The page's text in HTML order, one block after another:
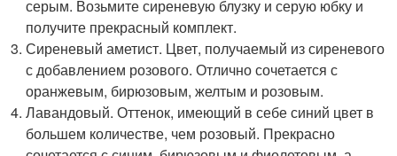
серым. Возьмите сиреневую блузку и серую юбку и
получите прекрасный комплект.
Сиреневый аметист. Цвет, получаемый из сиреневого
с добавлением розового. Отлично сочетается с
оранжевым, бирюзовым, желтым и розовым.
Лавандовый. Оттенок, имеющий в себе синий цвет в
большем количестве, чем розовый. Прекрасно